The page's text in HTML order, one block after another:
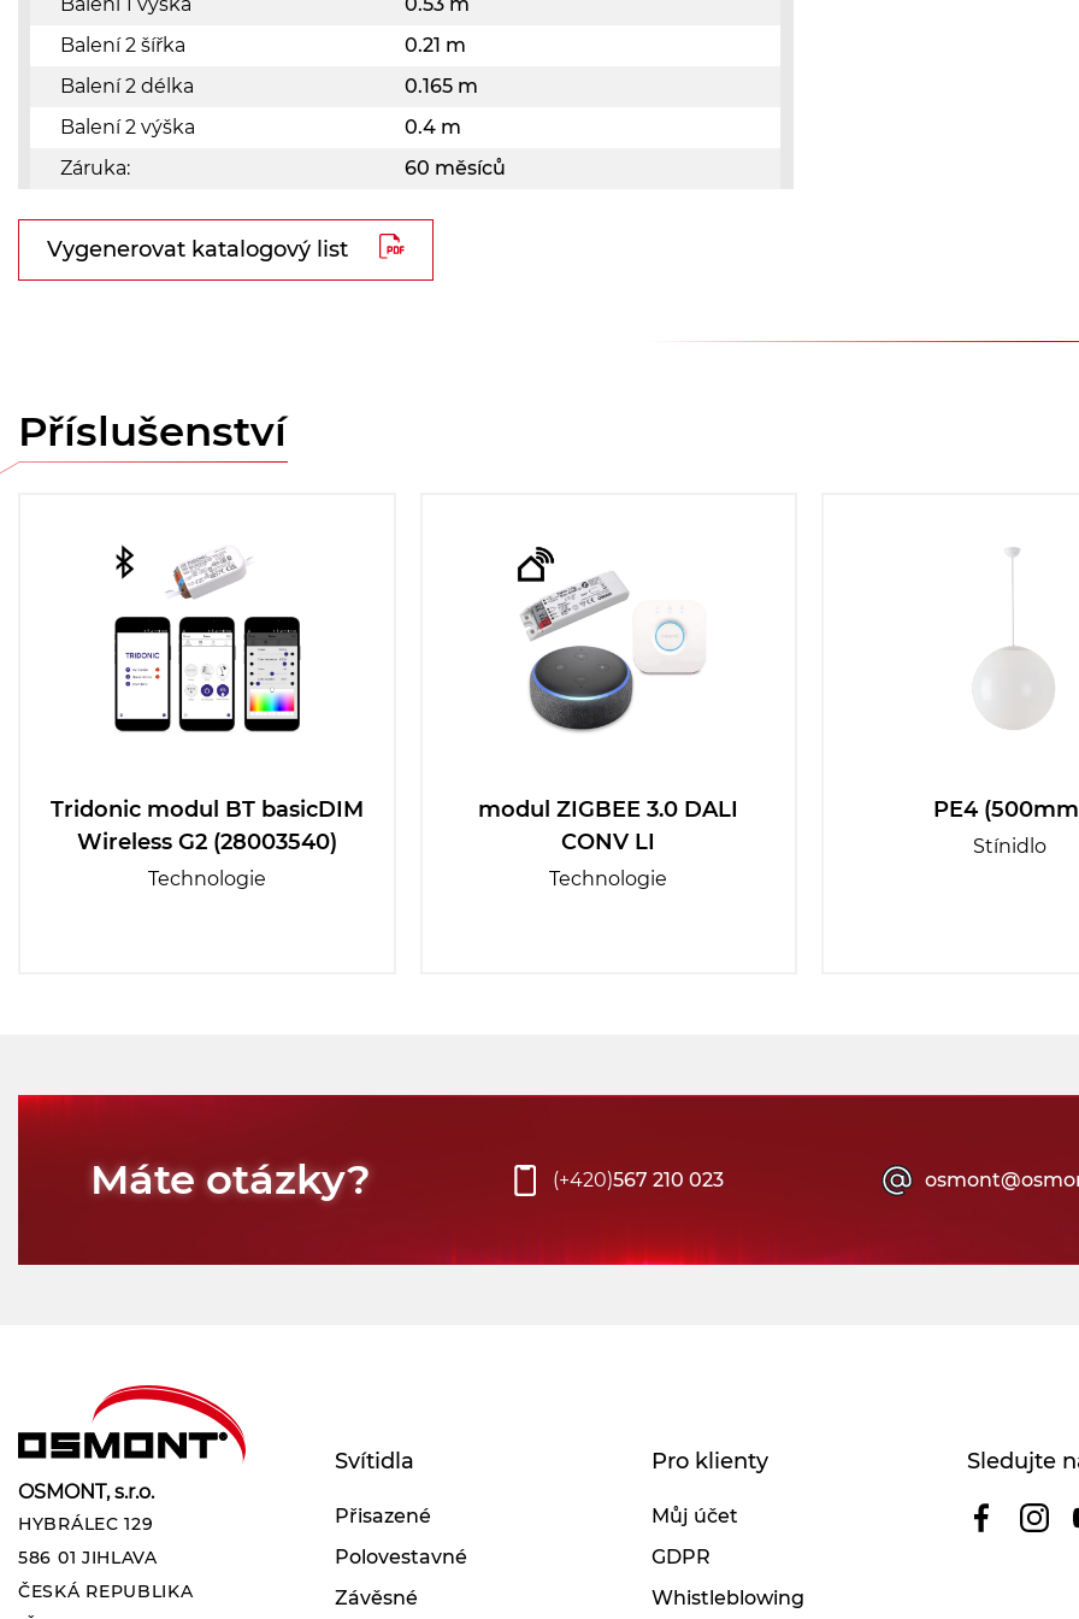
Balení 2 šířka
0.21 m
Balení 2 délka
0.165 m
Balení 2 výška
0.4 m
Záruka:
60 měsíců
Vygenerovat katalogový list
Příslušenství
Tridonic modul BT basicDIM
Wireless G2 (28003540)
Technologie
modul ZIGBEE 3.0 DALI
CONV LI
Technologie
PE4
Stínidlo
Máte otázky? (+420)567 210 023
OSMONT, s.r.o.
HYBRÁLEC 129
586 01 JIHLAVA
ČESKÁ REPUBLIKA
Svítidla
Přisazené
Polovestavné
Závěsné
Pro klienty
Můj účet
GDPR
Whistleblowing
Sledujte